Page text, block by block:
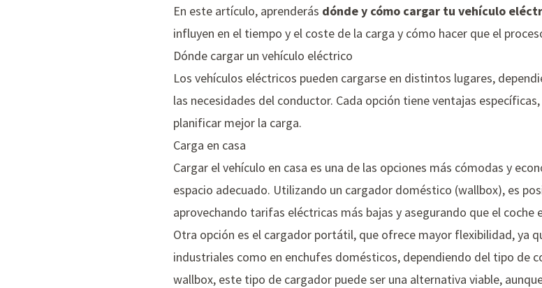
En este artículo, aprenderás dónde y cómo cargar tu vehículo
influyen en el tiempo y el coste de la carga y cómo hacer que el
Dónde cargar un vehículo eléctrico
Los vehículos eléctricos pueden cargarse en distintos lugares,
las necesidades del conductor. Cada opción tiene ventajas
planificar mejor la carga.
Carga en casa
Cargar el vehículo en casa es una de las opciones más cómodas y
espacio adecuado. Utilizando un cargador doméstico (wallbox), es
aprovechando tarifas eléctricas más bajas y asegurando que el coche
Otra opción es el cargador portátil, que ofrece mayor flexibilidad, ya
industriales como en enchufes domésticos, dependiendo del tipo de
wallbox, este tipo de cargador puede ser una alternativa viable,